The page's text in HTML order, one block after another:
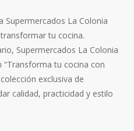
Supermercados La Colonia
tu cocina.
Supermercados La Colonia
tu cocina con
exclusiva de
calidad, practicidad y estilo